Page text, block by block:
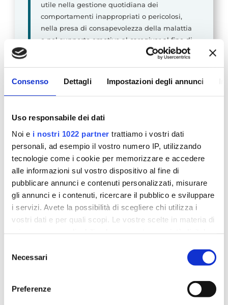
Consenso Dettagli Impostazioni degli annunci
Uso responsabile dei dati
Noi e i nostri 1022 partner trattiamo i vostri dati
personali, ad esempio il vostro numero IP, utilizzando
tecnologie come i cookie per memorizzare e accedere
alle informazioni sul vostro dispositivo al fine di
pubblicare annunci e contenuti personalizzati, misurare
gli annunci e i contenuti, ricercare il pubblico e sviluppare
i servizi. Avete la possibilità di scegliere chi utilizza i
vostri dati e per quali scopi. Le vostre scelte in materia di
modificare o revocare il proprio consenso in qualsiasi
momento dalla Dichiarazione sui cookie o facendo clic
delNecessari
Preferenze
utile nella gestione quotidiana dei
comportamenti inappropriati o pericolosi,
nella presa di consapevolezza della malattia
e nel supporto emotivo al caregiver al fine di
ridurre il carico assistenziale e migliorare la
Dove effettuare trattamento
psicologico per la demenza
frontotemporale
SEDE DI ROMA
SEDE DI LECCE
Bibliografia
Bott N.T., Radke A., Stephens M.L., Kramer J.H.,
Disease Management. 4(6): 439-454.